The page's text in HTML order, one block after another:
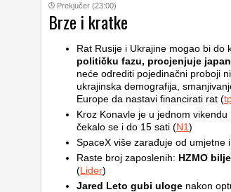
Prekjučer (23:00)
Brze i kratke
Rat Rusije i Ukrajine mogao bi do
političku fazu, procjenjuje
neće odrediti pojedinačni proboji
ukrajinska demografija,
Europe da nastavi financirati rat (
Kroz Konavle je u jednom vikendu
čekalo se i do 15 sati (N1)
SpaceX više zarađuje od umjetne
Raste broj zaposlenih: HZMO
(Lider)
Jared Leto gubi uloge nakon